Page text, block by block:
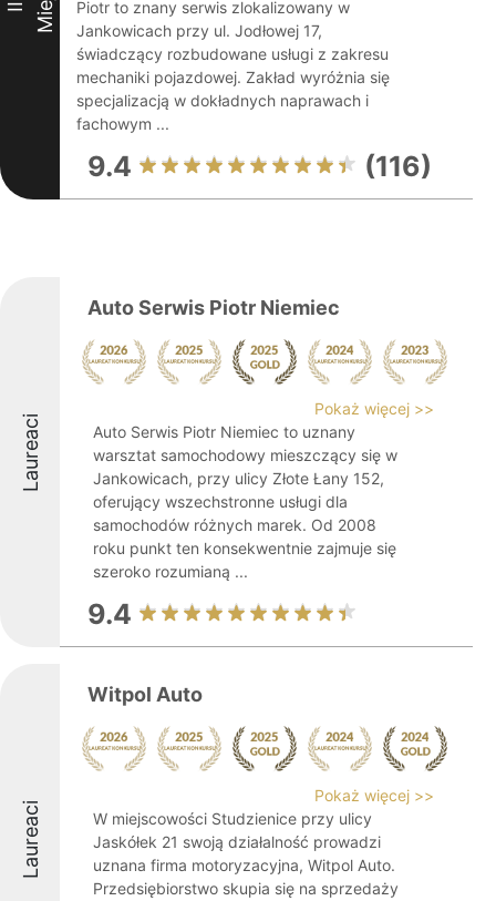
Piotr to znany serwis zlokalizowany w
Jankowicach przy ul. Jodłowej 17,
świadczący rozbudowane usługi z zakresu
mechaniki pojazdowej. Zakład wyróżnia się
specjalizacją w dokładnych naprawach i
fachowym ...
9.4 (116)
Laureaci
Auto Serwis Piotr Niemiec
Pokaż więcej >>
Auto Serwis Piotr Niemiec to uznany
warsztat samochodowy mieszczący się w
Jankowicach, przy ulicy Złote Łany 152,
oferujący wszechstronne usługi dla
samochodów różnych marek. Od 2008
roku punkt ten konsekwentnie zajmuje się
szeroko rozumianą ...
9.4
Laureaci
Witpol Auto
Pokaż więcej >>
W miejscowości Studzienice przy ulicy
Jaskółek 21 swoją działalność prowadzi
uznana firma motoryzacyjna, Witpol Auto.
Przedsiębiorstwo skupia się na sprzedaży